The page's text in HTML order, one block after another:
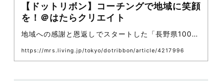
【ドットリボン】コーチングで地域に笑顔
を！＠はたらクリエイト
地域への感謝と恩返しでスタートした「長野県100人
https://mrs.living.jp/tokyo/dotribbon/article/4217996